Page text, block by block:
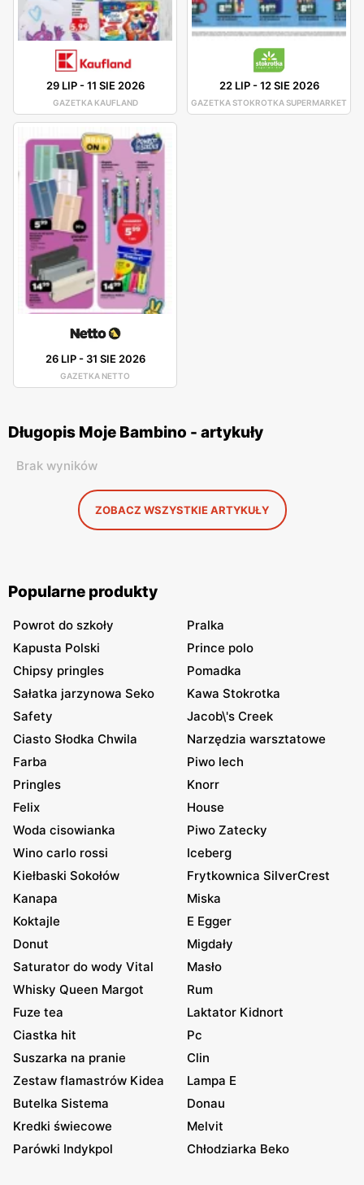
29 LIP-11 SIE 2026
GAZETKA KAUFLAND
22 LIP-12 SIE 2026
GAZETKA STOKROTKA SUPERMARKET
26 LIP- 31 SIE 2026
GAZETKA NETTO
Długopis Moje Bambino - artykuły
Brak wyników
ZOBACZ WSZYSTKIE ARTYKUŁY
Popularne produkty
Powrot do szkoły
Pralka
Kapusta Polski
Prince polo
Chipsy pringles
Pomadka
Sałatka jarzynowa Seko
Kawa Stokrotka
Safety
Jacob\'s Creek
Ciasto Słodka Chwila
Narzędzia warsztatowe
Farba
Piwo lech
Pringles
Knorr
Felix
House
Woda cisowianka
Piwo Zatecky
Wino carlo rossi
Iceberg
Kiełbaski Sokołów
Frytkownica SilverCrest
Kanapa
Miska
Koktajle
E Egger
Donut
Migdały
Saturator do wody Vital
Masło
Whisky Queen Margot
Rum
Fuze tea
Laktator Kidnort
Ciastka hit
Pc
Suszarka na pranie
Clin
Zestaw flamastrów Kidea
Lampa E
Butelka Sistema
Donau
Kredki świecowe
Melvit
Parówki Indykpol
Chłodziarka Beko